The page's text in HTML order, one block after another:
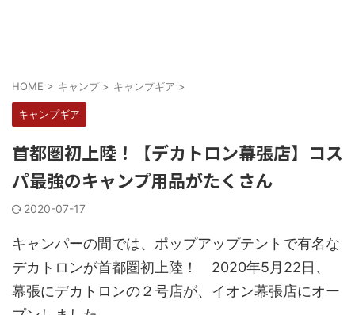
HOME > キャンプ > キャンプギア >
キャンプギア
首都圏初上陸！【デカトロン幕張店】コス
パ最強のキャンプ用品がたくさん
2020-07-17
キャンパーの間では、ポップアップテントで有名な
デカトロンが首都圏初上陸！ 2020年5月22日、
幕張にデカトロンの２号店が、イオン幕張店にオー